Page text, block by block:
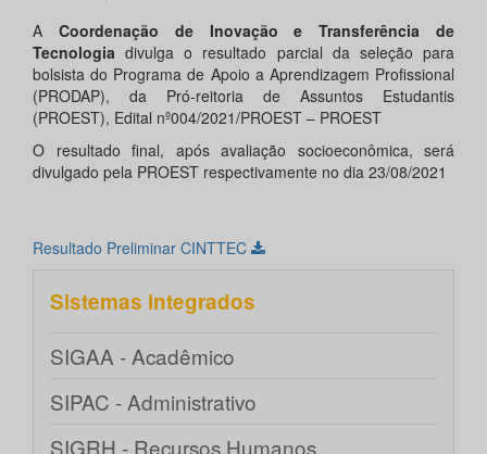
A Coordenação de Inovação e Transferência de
Tecnologiadivulga o resultado parcial da seleção para
bolsista do Programa de Apoio a Aprendizagem Profissional
(PRODAP), da Pró-reitoria de Assuntos Estudantis
(PROEST), Edital nº004/2021/PROEST – PROEST
O resultado final, após avaliação socioeconômica, será
divulgado pela PROEST respectivamente no dia 23/08/2021
Resultado Preliminar CINTTEC
Sistemas integrados
SIGAA - Acadêmico
SIPAC - Administrativo
SIGRH - Recursos Humanos